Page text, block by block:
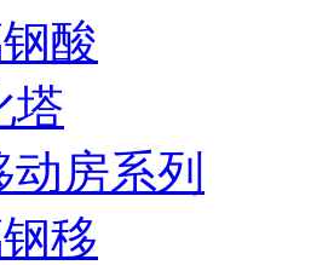
酸
塔
房系列
移